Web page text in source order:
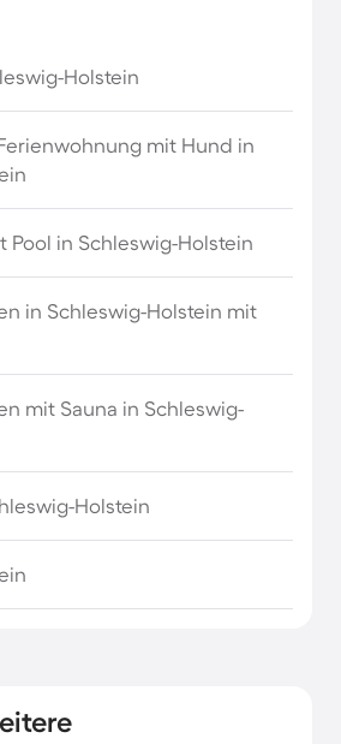
am Meer
Cornwall
Niedersachsen
Holstein
mit Hund in
Pool in Schleswig-Holstein
in Schleswig-Holstein mit
mit Sauna in Schleswig-
Holstein